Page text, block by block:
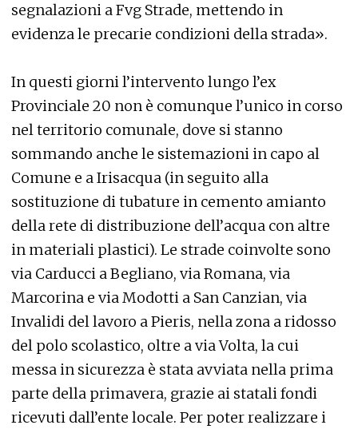
segnalazioni a Fvg Strade, mettendo in
evidenza le precarie condizioni della strada».
In questi giorni l’intervento lungo l’ex
Provinciale 20 non è comunque l’unico in corso
nel territorio comunale, dove si stanno
sommando anche le sistemazioni in capo al
Comune e a Irisacqua (in seguito alla
sostituzione di tubature in cemento amianto
della rete di distribuzione dell’acqua con altre
in materiali plastici). Le strade coinvolte sono
via Carducci a Begliano, via Romana, via
Marcorina e via Modotti a San Canzian, via
Invalidi del lavoro a Pieris, nella zona a ridosso
del polo scolastico, oltre a via Volta, la cui
messa in sicurezza è stata avviata nella prima
parte della primavera, grazie ai statali fondi
ricevuti dall’ente locale. Per poter realizzare i